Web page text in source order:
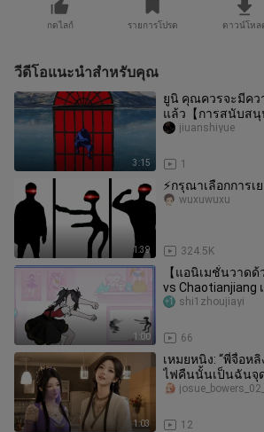
กดไลก์ รายการโปรด ดาวน์โหล
วีดีโอแนะนำสำหรับคุณ
3:15
ยูนิ คุณควรจะมีค
แล้ว【การสนับสนุ
1
jiuanshiyue
1:39
⚡️กรุณาเลือกการเ
324.5K
wuxuwuxu
1:00
【แอนิเมชั่นวาดด้
vs Chaotianjiang
ฟ้าของ
66
shi1zhoujiayi
1:03
เหมยหนิง: “พี่จื่อห
ไฟคืนนั้นเป็นฉันจุด
12